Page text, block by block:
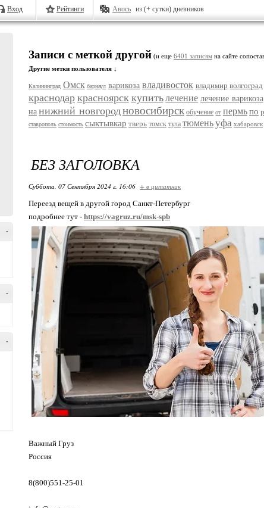
Вход Рейтинги Авось из (+ сутки) дневников
-
-
-
Записи с меткой другой (и еще 6401 записям на сайте
Другие метки пользователя ↓
Калининград Омск барнаул варикоза владивосток владимир волгоград
краснодар красноярск купить лечение лечение варикоза
на нижний новгородновосибирск обучение от пермь по
ставрополь стоимость сыктывкар тверь томск тула тюменьуфа хабаровск
БЕЗ ЗАГОЛОВКА
Суббота, 07 Сентября 2024 г. 16:06 + в цитатник
Переезд вещей в другой город Санкт-Петербург
подробнее тут - https://vagruz.ru/msk-spb
Важный Груз
Россия
8(800)551-25-01